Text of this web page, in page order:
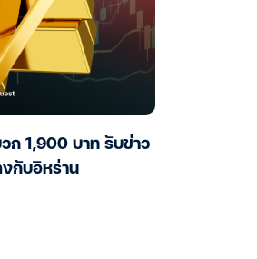
ก 1,900 บาท รับข่าว
กับอิหร่าน